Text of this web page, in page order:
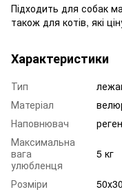
Підходить для собак
також для котів, які
Характеристики
Тип
Матеріал
Наповнювач
Максимальна
вага
улюбленця
5 кг
Розміри